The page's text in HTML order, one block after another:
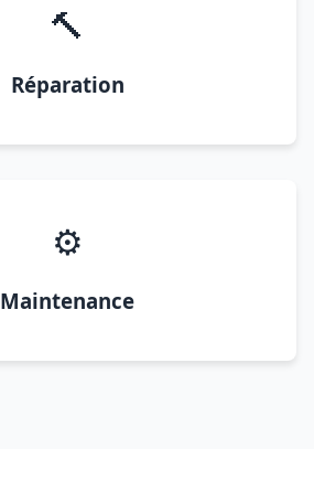
🔨
Réparation
⚙️
Maintenance